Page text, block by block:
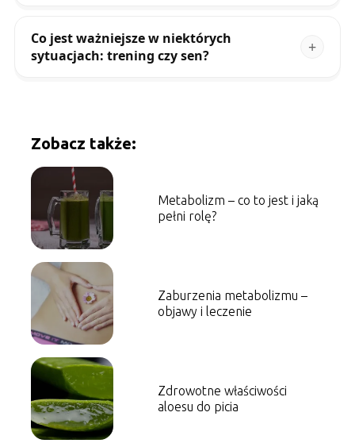
Co jest ważniejsze w niektórych
sytuacjach: trening czy sen?
Zobacz także:
Metabolizm – co to jest i jaką
pełni rolę?
Zaburzenia metabolizmu –
objawy i leczenie
Zdrowotne właściwości
aloesu do picia